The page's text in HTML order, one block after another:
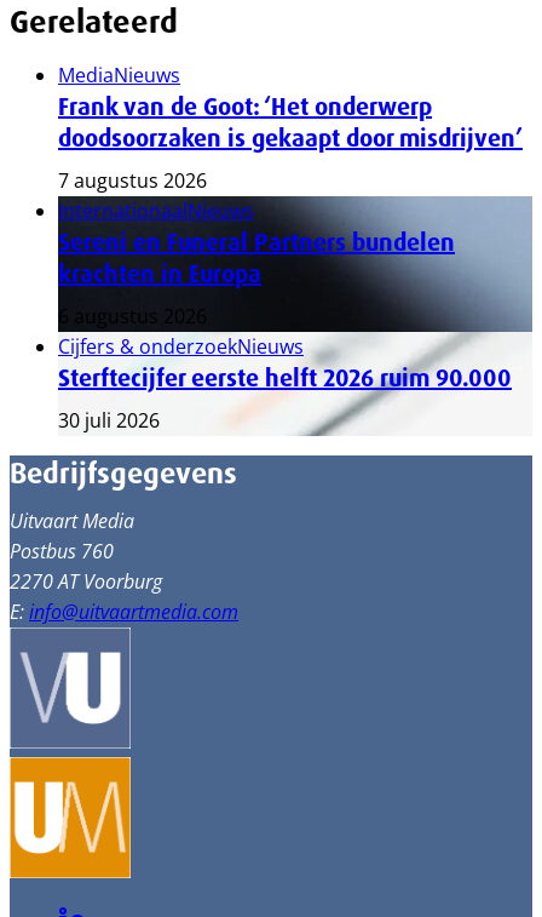
Gerelateerd
MediaNieuws
Frank van de Goot: ‘Het onderwerp
doodsoorzaken is gekaapt door misdrijven’
7 augustus 2026
InternationaalNieuws
Sereni en Funeral Partners bundelen
krachten in Europa
6 augustus 2026
Cijfers & onderzoekNieuws
Sterftecijfer eerste helft 2026 ruim 90.000
30 juli 2026
Bedrijfsgegevens
Uitvaart Media
Postbus 760
2270 AT Voorburg
E:info@uitvaartmedia.com